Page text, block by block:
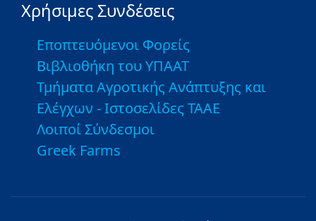
Χρήσιμες Συνδέσεις
Εποπτευόμενοι Φορείς
Βιβλιοθήκη του ΥΠΑΑΤ
Τμήματα Αγροτικής Ανάπτυξης και
Ελέγχων - Ιστοσελίδες ΤΑΑΕ
Λοιποί Σύνδεσμοι
Greek Farms